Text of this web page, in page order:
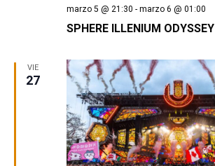
SPHERE ILLENIUM ODYSSEY
marzo 5 @ 21:30 - marzo 6 @ 01:00
VIE
27